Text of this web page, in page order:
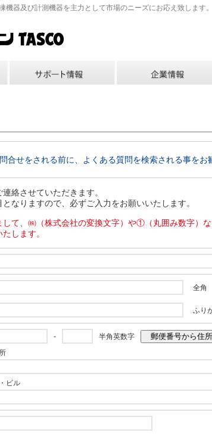
機器及び計測機器を主力として市場のニーズにお応え致します。
合せをされる前に、よくある質問を検索される事をお
絡させていただきます。
なりますので、必ずご入力をお願いいたします。
て、㈱（株式会社の変換文字）や①（丸囲み数字）
します。
全角
ふり
- 半角英数字 郵便番号から住
ビル